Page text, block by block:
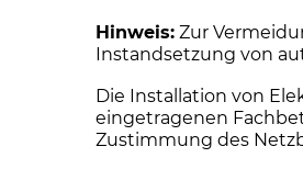
Hinweis: Zur
Instandsetzung von
Die Installation von
eingetragenen
Zustimmung des